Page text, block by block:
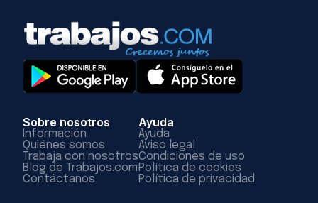
Sobre nosotros
Información
Quiénes somos
Trabaja con nosotros
Blog de Trabajos.com
Contáctanos
Ayuda
Ayuda
Aviso legal
Condiciones de uso
Política de cookies
Política de privacidad